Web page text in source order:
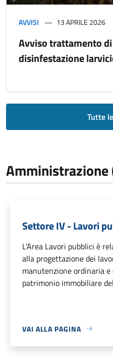
AVVISI 13 APRILE 2026
Avviso trattamento
disinfestazione
Tutte
Amministrazione
Settore IV - Lavori
L'Area Lavori pubblici è
alla progettazione dei
manutenzione ordinaria e
patrimonio immobiliare
VAI ALLA PAGINA